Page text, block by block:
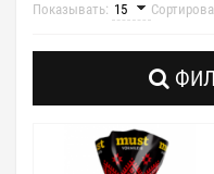
Показывать: